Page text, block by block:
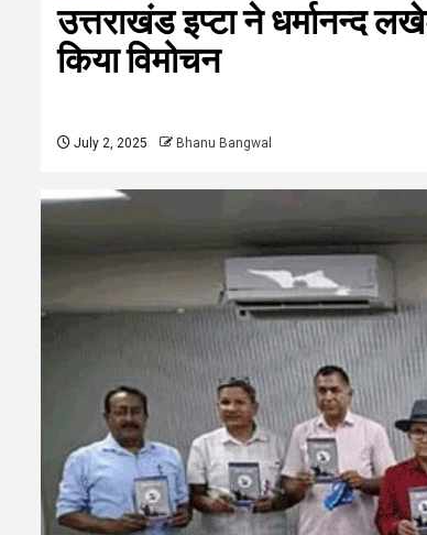
उत्तराखंड इप्टा ने
किया विमोचन
July 2, 2025 Bhanu Bangwal